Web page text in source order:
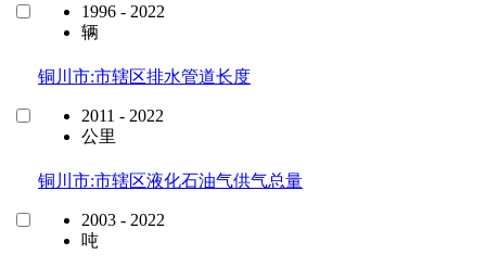
1996 - 2022
辆
铜川市:市辖区排水管道长度
2011 - 2022
公里
铜川市:市辖区液化石油气供气总量
2003 - 2022
吨